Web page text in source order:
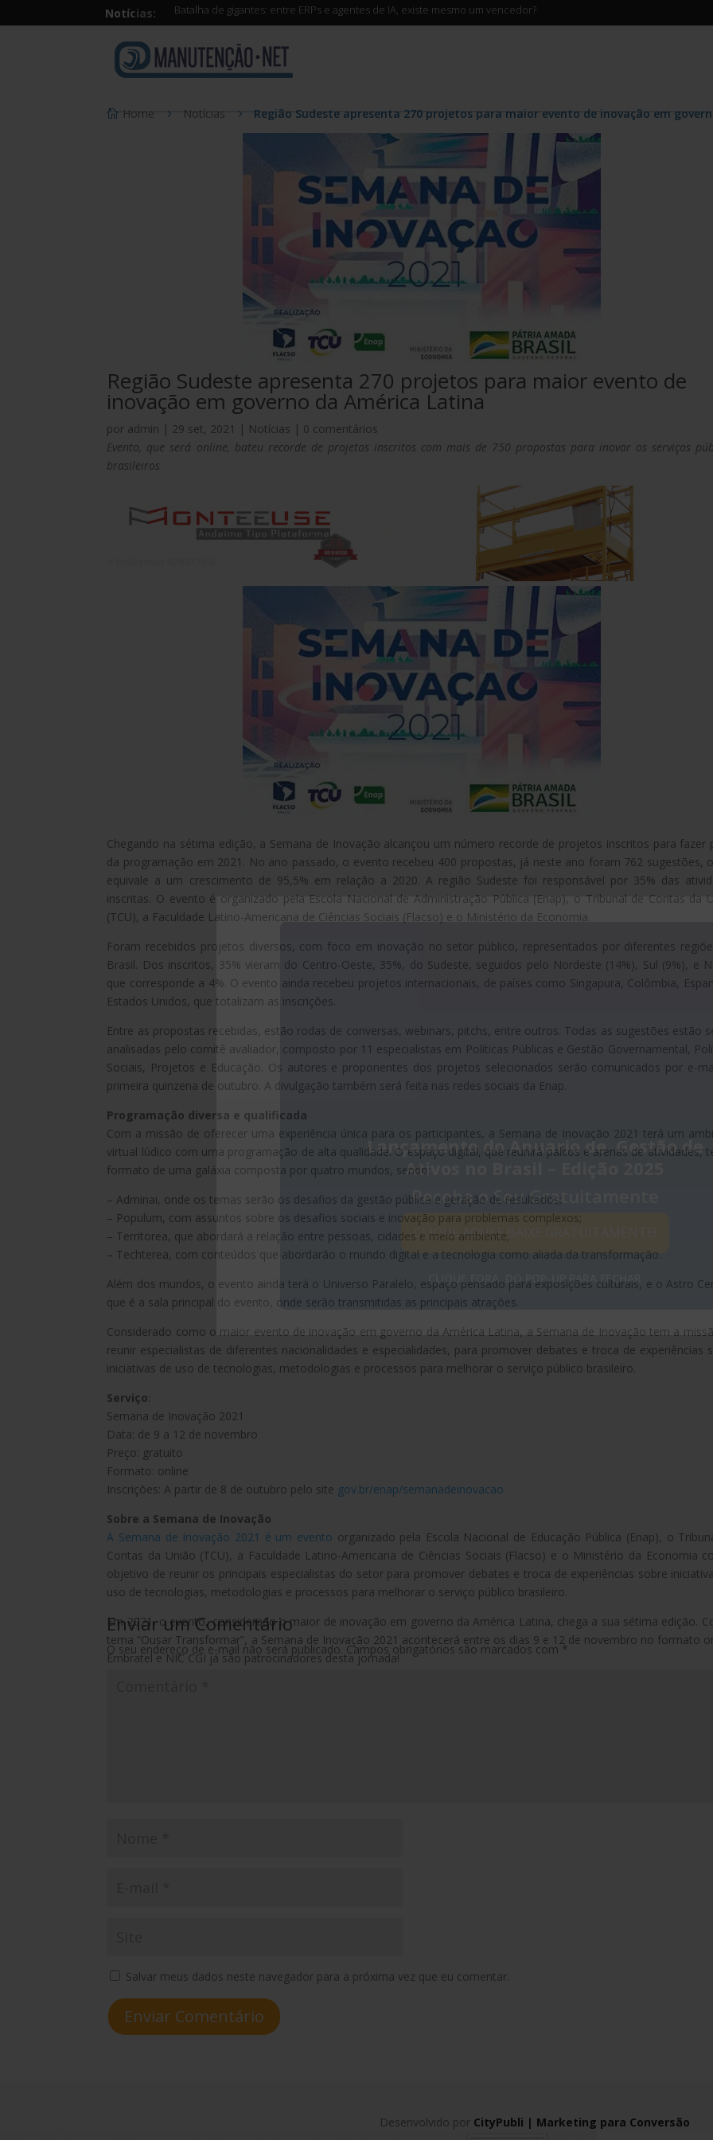
Lançamento do Anuario de Gestão de
Ativos no Brasil – Edição 2025
Receba o Seu Gratuitamente
CLIQUE AQUI E BAIXE GRATUITAMENTE!
CLIQUE FORA DO POP-UP PARA FECHAR
Notícias: Batalha de gigantes: entre ERPs e agentes de IA, existe mesmo um vencedor?
Home Notícias Região Sudeste apresenta 270 projetos para maior evento de inovação em
Região Sudeste apresenta 270 projetos para maior evento de
inovação em governo da América Latina
por admin | 29 set, 2021 | Notícias | 0 comentários
Evento, que será online, bateu recorde de projetos inscritos com mais de 750 propostas para inovar os serviços
brasileiros
Chegando na sétima edição, a Semana de Inovação alcançou um número recorde de projetos inscritos para fazer
da programação em 2021. No ano passado, o evento recebeu 400 propostas, já neste ano foram 762 sugestões,
equivale a um crescimento de 95,5% em relação a 2020. A região Sudeste foi responsável por 35% das
inscritas. O evento é organizado pela Escola Nacional de Administração Pública (Enap), o Tribunal de Contas da
(TCU), a Faculdade Latino-Americana de Ciências Sociais (Flacso) e o Ministério da Economia.
Foram recebidos projetos diversos, com foco em inovação no setor público, representados por diferentes
Brasil. Dos inscritos, 35% vieram do Centro-Oeste, 35%, do Sudeste, seguidos pelo Nordeste (14%), Sul (9%), e
que corresponde a 4%. O evento ainda recebeu projetos internacionais, de países como Singapura, Colômbia,
Estados Unidos, que totalizam as inscrições.
Entre as propostas recebidas, estão rodas de conversas, webinars, pitchs, entre outros. Todas as sugestões estão
analisadas pelo comitê avaliador, composto por 11 especialistas em Políticas Públicas e Gestão Governamental,
Sociais, Projetos e Educação. Os autores e proponentes dos projetos selecionados serão comunicados por e-
primeira quinzena de outubro. A divulgação também será feita nas redes sociais da Enap.
Programação diversa e qualificada
Com a missão de oferecer uma experiência única para os participantes, a Semana de Inovação 2021 terá um
virtual lúdico com uma programação de alta qualidade. O espaço digital, que reunirá palcos e arenas de atividades,
formato de uma galáxia composta por quatro mundos, sendo:
– Adminai, onde os temas serão os desafios da gestão pública e geração de resultados;
– Populum, com assuntos sobre os desafios sociais e inovação para problemas complexos;
– Territorea, que abordará a relação entre pessoas, cidades e meio ambiente;
– Techterea, com conteúdos que abordarão o mundo digital e a tecnologia como aliada da transformação.
Além dos mundos, o evento ainda terá o Universo Paralelo, espaço pensado para exposições culturais, e o Astro
que é a sala principal do evento, onde serão transmitidas as principais atrações.
Considerado como o maior evento de inovação em governo da América Latina, a Semana de Inovação tem a
reunir especialistas de diferentes nacionalidades e especialidades, para promover debates e troca de experiências
iniciativas de uso de tecnologias, metodologias e processos para melhorar o serviço público brasileiro.
Serviço:
Semana de Inovação 2021
Data: de 9 a 12 de novembro
Preço: gratuito
Formato: online
Inscrições: A partir de 8 de outubro pelo site gov.br/enap/semanadeinovacao
Sobre a Semana de Inovação
A Semana de Inovação 2021 é um evento organizado pela Escola Nacional de Educação Pública (Enap), o
Contas da União (TCU), a Faculdade Latino-Americana de Ciências Sociais (Flacso) e o Ministério da Economia
objetivo de reunir os principais especialistas do setor para promover debates e troca de experiências sobre
uso de tecnologias, metodologias e processos para melhorar o serviço público brasileiro.
Em 2021, o evento, considerado o maior de inovação em governo da América Latina, chega a sua sétima edição.
tema “Ousar Transformar”, a Semana de Inovação 2021 acontecerá entre os dias 9 e 12 de novembro no formato
Embratel e NIC CGI já são patrocinadores desta jornada!
Enviar um Comentário
O seu endereço de e-mail não será publicado. Campos obrigatórios são marcados com*
Salvar meus dados neste navegador para a próxima vez que eu comentar.
Enviar Comentário
Desenvolvido por CityPubli | Marketing para Conversão